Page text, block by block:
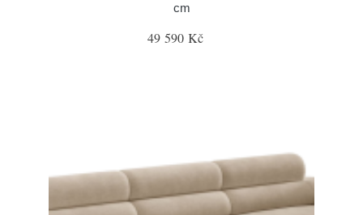
cm
49 590 Kč